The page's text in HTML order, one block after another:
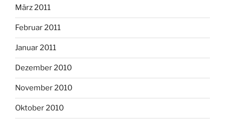
März 2011
Februar 2011
Januar 2011
Dezember 2010
November 2010
Oktober 2010